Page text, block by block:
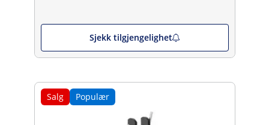
Sjekk tilgjengelighet
Salg Populær